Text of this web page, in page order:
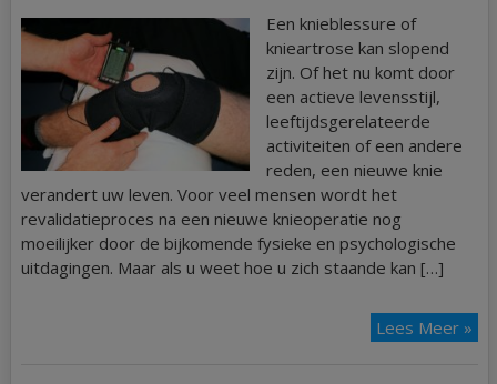
Een knieblessure of
knieartrose kan slopend
zijn. Of het nu komt door
een actieve levensstijl,
leeftijdsgerelateerde
activiteiten of een andere
reden, een nieuwe knie
verandert uw leven. Voor veel mensen wordt het
revalidatieproces na een nieuwe knieoperatie nog
moeilijker door de bijkomende fysieke en psychologische
uitdagingen. Maar als u weet hoe u zich staande kan […]
Lees Meer »